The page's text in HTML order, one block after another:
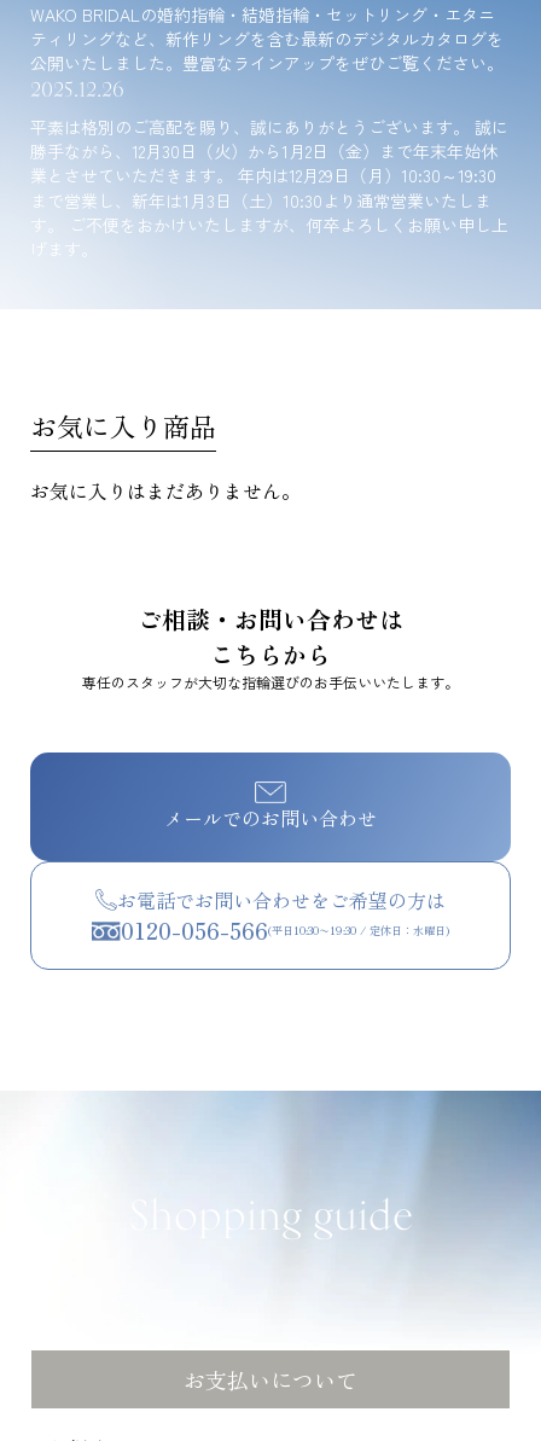
WAKO BRIDALの婚約指輪・結婚指輪・セットリング・エタニ
ティリングなど、新作リングを含む最新のデジタルカタログを
公開いたしました。豊富なラインアップをぜひご覧ください。
2025.12.26
平素は格別のご高配を賜り、誠にありがとうございます。 誠に
勝手ながら、12月30日（火）から1月2日（金）まで年末年始休
業とさせていただきます。 年内は12月29日（月）10:30～19:30
まで営業し、新年は1月3日（土）10:30より通常営業いたしま
す。 ご不便をおかけいたしますが、何卒よろしくお願い申し上
げます。
お気に入り商品
お気に入りはまだありません。
ご相談・お問い合わせは
こちらから
専任のスタッフが大切な指輪選びのお手伝いいたします。
メールでのお問い合わせ
お電話でお問い合わせをご希望の方は
0120-056-566(平日10:30〜19:30 / 定休日：水曜日)
Shopping guide
お支払いについて